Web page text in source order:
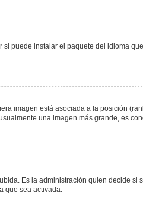
si puede instalar el paquete del idioma que
imagen está asociada a la posición
una imagen más grande, es
Es la administración quien decide si
que sea activada.